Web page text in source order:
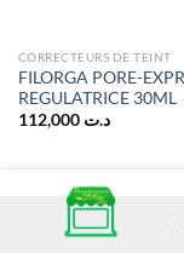
CORRECTEURS DE TEINT
FILORGA PORE-
REGULATRICE 30ML
د.ت 112,000